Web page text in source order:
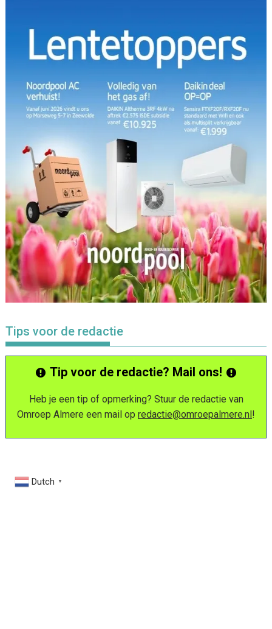
Tips voor de redactie
Tip voor de redactie? Mail ons!
Heb je een tip of opmerking? Stuur de redactie van
Omroep Almere een mail op redactie@omroepalmere.nl!
Dutch ▼